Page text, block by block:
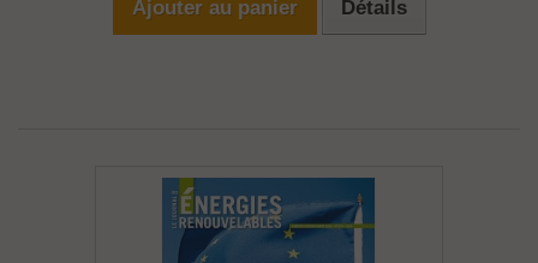
Ajouter au panier Détails